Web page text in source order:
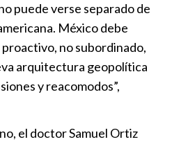
puede verse separado de
México debe
no subordinado,
arquitectura geopolítica
y reacomodos”,
el doctor Samuel Ortiz